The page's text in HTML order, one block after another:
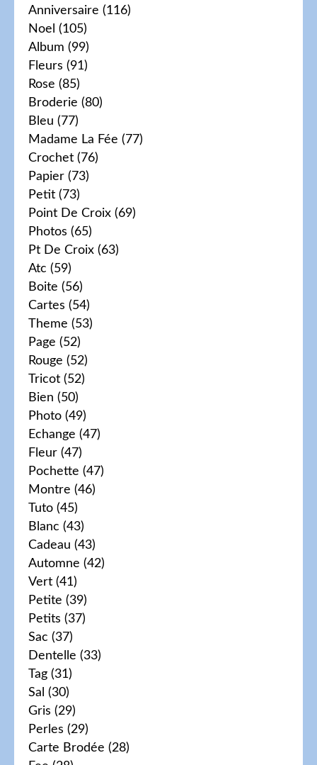
Anniversaire (116)
Noel (105)
Album (99)
Fleurs (91)
Rose (85)
Broderie (80)
Bleu (77)
Madame La Fée (77)
Crochet (76)
Papier (73)
Petit (73)
Point De Croix (69)
Photos (65)
Pt De Croix (63)
Atc (59)
Boite (56)
Cartes (54)
Theme (53)
Page (52)
Rouge (52)
Tricot (52)
Bien (50)
Photo (49)
Echange (47)
Fleur (47)
Pochette (47)
Montre (46)
Tuto (45)
Blanc (43)
Cadeau (43)
Automne (42)
Vert (41)
Petite (39)
Petits (37)
Sac (37)
Dentelle (33)
Tag (31)
Sal (30)
Gris (29)
Perles (29)
Carte Brodée (28)